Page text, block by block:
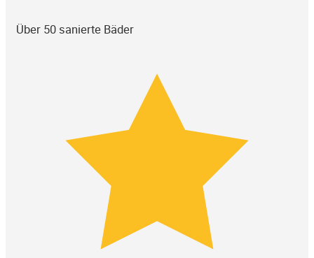
Über 50 sanierte Bäder